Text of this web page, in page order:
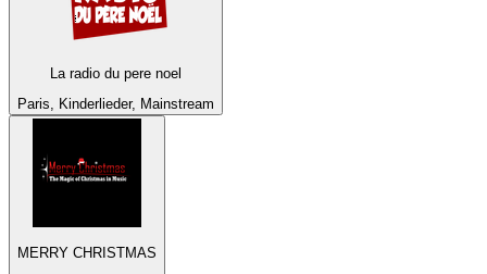
La radio du pere noel
Paris, Kinderlieder, Mainstream
MERRY CHRISTMAS